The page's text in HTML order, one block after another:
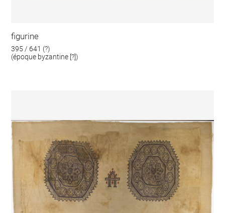
figurine
395 / 641 (?)
(époque byzantine [?])